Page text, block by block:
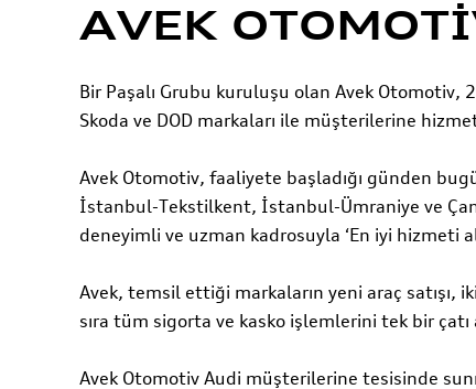
AVEK
Bir Paşalı Grubu kuruluşu olan Avek Otomotiv,
Skoda ve DOD markaları ile müşterilerine
Avek Otomotiv, faaliyete başladığı günden
İstanbul-Tekstilkent, İstanbul-Ümraniye ve
deneyimli ve uzman kadrosuyla ‘En iyi
Avek, temsil ettiği markaların yeni araç satışı,
sıra tüm sigorta ve kasko işlemlerini tek bir
Avek Otomotiv Audi müşterilerine tesisinde